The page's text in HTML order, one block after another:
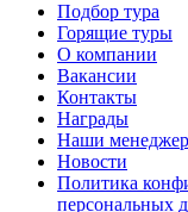
Подбор тура
Горящие туры
О компании
Вакансии
Контакты
Награды
Наши
Новости
Политика
персональных